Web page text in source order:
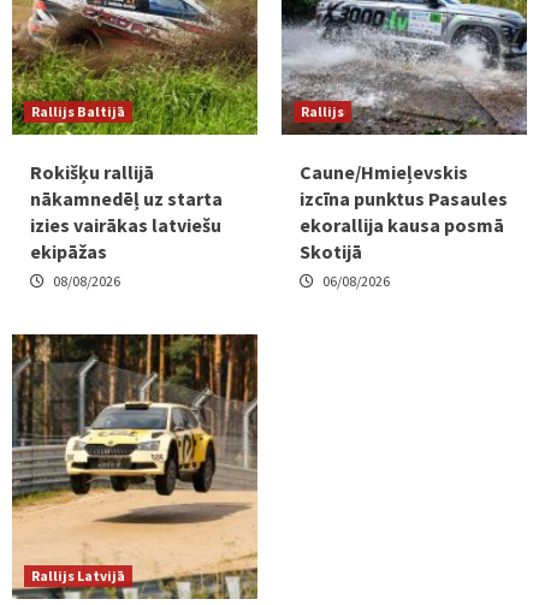
Rallijs Baltijā
Rokišķu rallijā
nākamnedēļ uz starta
izies vairākas latviešu
ekipāžas
08/08/2026
Rallijs
Caune/Hmieļevskis
izcīna punktus Pasaules
ekorallija kausa posmā
Skotijā
06/08/2026
Rallijs Latvijā